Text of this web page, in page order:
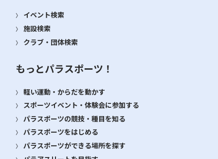
イベント検索
施設検索
クラブ・団体検索
もっとパラスポーツ！
軽い運動・からだを動かす
スポーツイベント・体験会に参加する
パラスポーツの競技・種目を知る
パラスポーツをはじめる
パラスポーツができる場所を探す